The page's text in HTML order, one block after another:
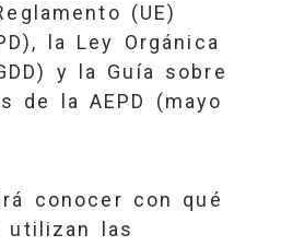
(UE)
la Ley Orgánica
y la Guía sobre
de la AEPD (mayo
conocer con qué
utilizan las